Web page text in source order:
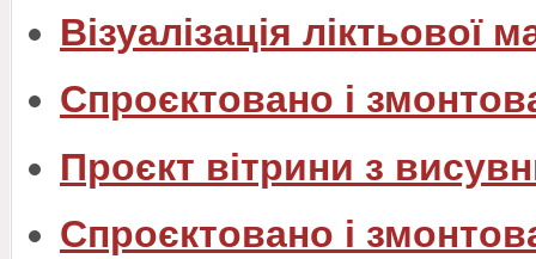
Візуалізація ліктьової
Спроєктовано і
Проєкт вітрини з
Спроєктовано і